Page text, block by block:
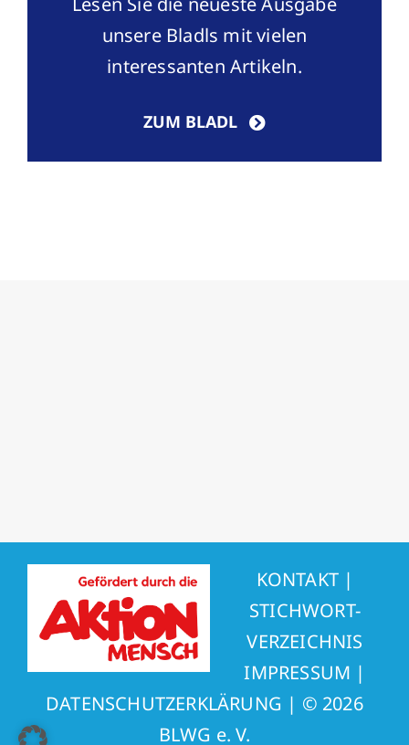
unsere Bladls mit vielen
interessanten Artikeln.
ZUM BLADL
KONTAKT |
STICHWORT-
VERZEICHNIS
IMPRESSUM |
DATENSCHUTZERKLÄRUNG | © 2026
BLWG e. V.